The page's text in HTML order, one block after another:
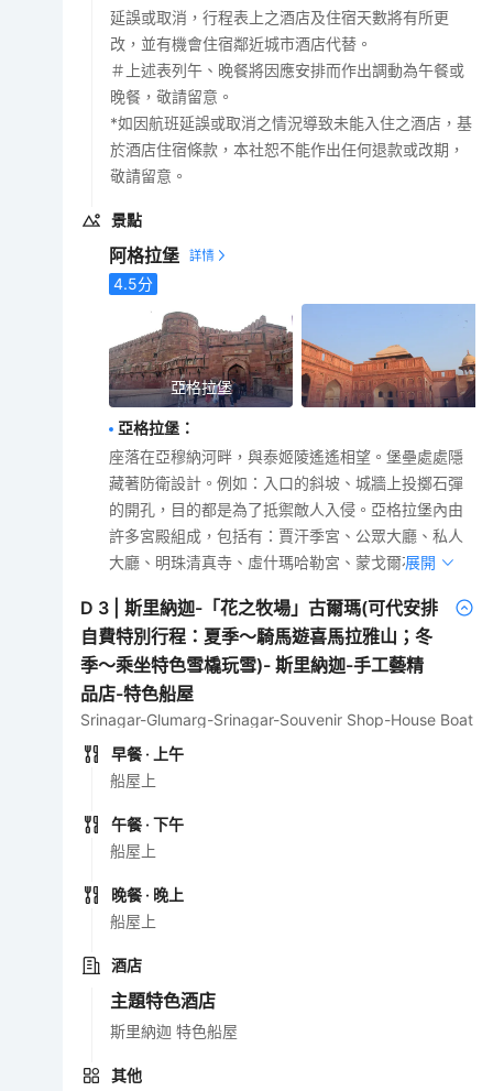
延誤或取消，行程表上之酒店及住宿天數將有所更
改，並有機會住宿鄰近城市酒店代替。
＃上述表列午、晚餐將因應安排而作出調動為午餐或
晚餐，敬請留意。
*如因航班延誤或取消之情況導致未能入住之酒店，基
於酒店住宿條款，本社恕不能作出任何退款或改期，
敬請留意。
景點
阿格拉堡
4.5分
亞格拉堡
亞格拉堡 ：
座落在亞穆納河畔，與泰姬陵遙遙相望。堡壘處處隱
藏著防衛設計。例如：入口的斜坡、城牆上投擲石彈
的開孔，目的都是為了抵禦敵人入侵。亞格拉堡內由
許多宮殿組成，包括有：賈汗季宮、公眾大廳、私人
大廳、明珠清真寺、虛什瑪哈勒宮、蒙戈爾花園等。
展開
D 3 |斯里納迦-「花之牧場」古爾瑪(可代安排
自費特別行程：夏季～騎馬遊喜馬拉雅山；冬
季～乘坐特色雪橇玩雪)- 斯里納迦-手工藝精
品店-特色船屋
Srinagar-Glumarg-Srinagar-Souvenir Shop-House Boat
早餐 · 上午
船屋上
午餐 · 下午
船屋上
晚餐 · 晚上
船屋上
酒店
主題特色酒店
斯里納迦 特色船屋
其他